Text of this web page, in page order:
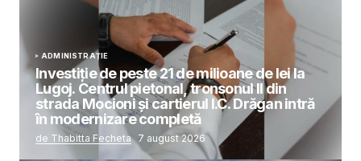
ADMINISTRAȚIE
Investiție de peste 21 de milioane de lei la
Lugoj. Centrul pietonal, tronsonul II din
strada Mocioni și cartierul I.C. Drăgan intră
în modernizare completă
de Thabitta Fecheta 7 august 2026